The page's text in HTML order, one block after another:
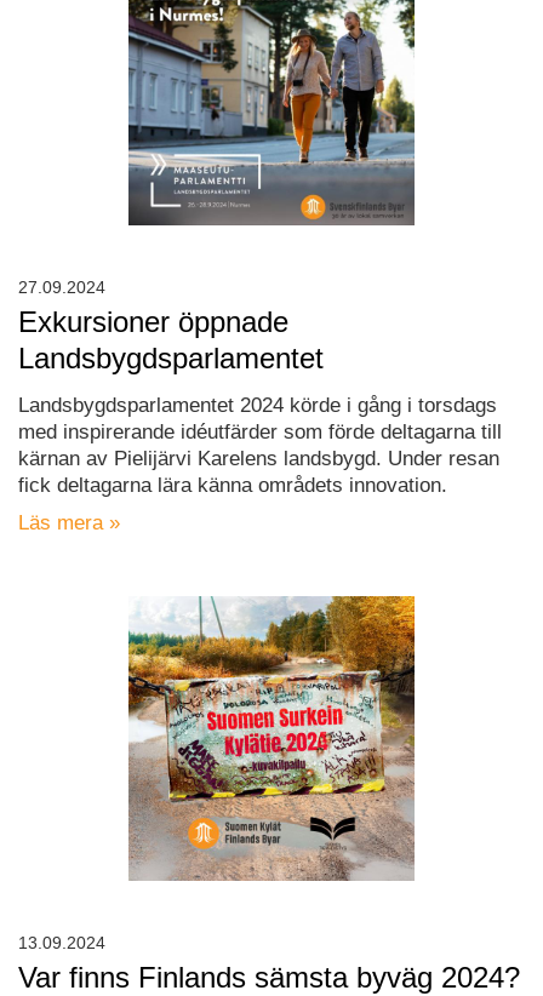
Exkursioner öppnade
Landsbygdsparlamentet
Landsbygdsparlamentet 2024 körde i gång i torsdags
med inspirerande idéutfärder som förde deltagarna till
kärnan av Pielijärvi Karelens landsbygd. Under resan
fick deltagarna lära känna områdets innovation.
Läs mera »
27.09.2024
Var finns Finlands sämsta byväg 2024?
13.09.2024